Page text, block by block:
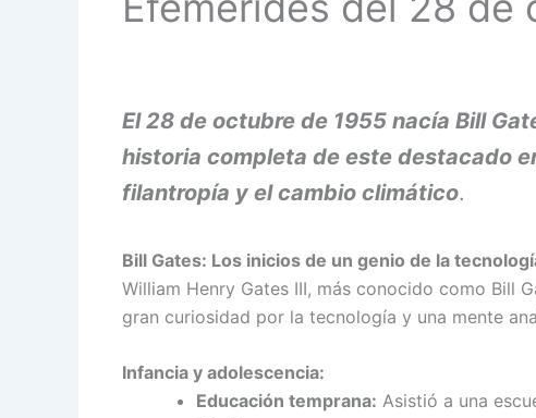
El 28 de octubre de 1955 nacía Bill
historia completa de este destacado
filantropía y el cambio climático.
Bill Gates: Los inicios de un genio de la
William Henry Gates III, más conocido como Bill
gran curiosidad por la tecnología y una mente
Infancia y adolescencia:
Educación temprana: Asistió a una